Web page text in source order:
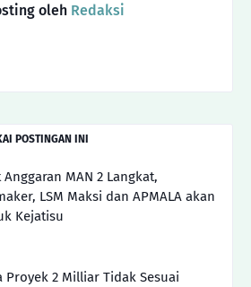
oleh Redaksi
POSTINGAN INI
MAN 2 Langkat,
LSM Maksi dan APMALA akan
Kejatisu
Proyek 2 Milliar Tidak Sesuai